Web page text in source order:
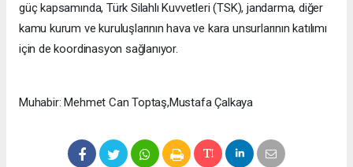
güç kapsamında, Türk Silahlı Kuvvetleri (TSK), jandarma, diğer
kamu kurum ve kuruluşlarının hava ve kara unsurlarının katılımı
için de koordinasyon sağlanıyor.
Muhabir: Mehmet Can Toptaş,Mustafa Çalkaya